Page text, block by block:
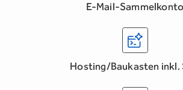
E-Mail-Sammelkonto
Hosting/Baukasten inkl.